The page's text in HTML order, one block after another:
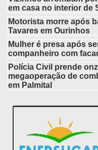
em casa no interior de
Motorista morre após
Tavares em Ourinhos
Mulher é presa após
companheiro com
Polícia Civil prende
megaoperação de
em Palmital